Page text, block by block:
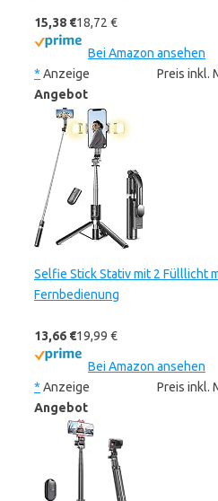
15,38 €18,72 €
Bei Amazon ansehen
* Anzeige
Preis inkl.
Angebot
Selfie Stick Stativ mit 2 Fülllicht
Fernbedienung
13,66 €19,99 €
Bei Amazon ansehen
* Anzeige
Preis inkl.
Angebot